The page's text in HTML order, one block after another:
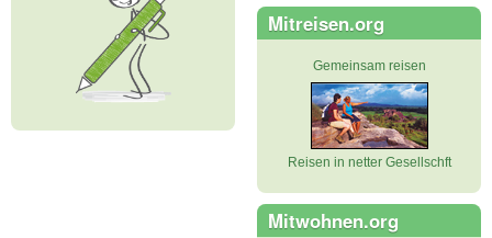
Mitreisen.org
Gemeinsam reisen
Reisen in netter Gesellschft
Mitwohnen.org